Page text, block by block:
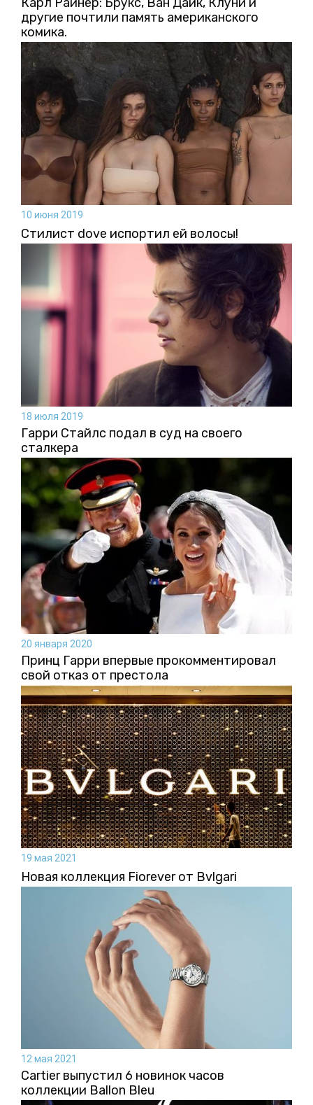
другие почтили память американского
комика.
10 июня 2019
Стилист dove испортил ей волосы!
18 июля 2019
Гарри Стайлс подал в суд на своего
сталкера
20 января 2020
Принц Гарри впервые прокомментировал
свой отказ от престола
19 мая 2021
Новая коллекция Fiorever от Bvlgari
12 мая 2021
Cartier выпустил 6 новинок часов
коллекции Ballon Bleu